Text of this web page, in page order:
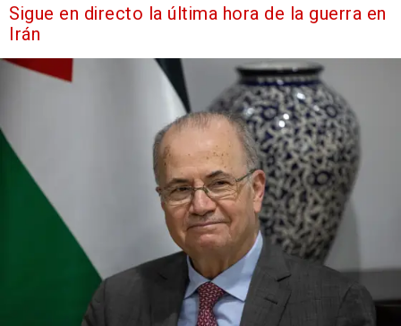
Sigue en directo la última hora de la guerra en
Irán